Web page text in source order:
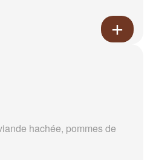
hachée, pommes de